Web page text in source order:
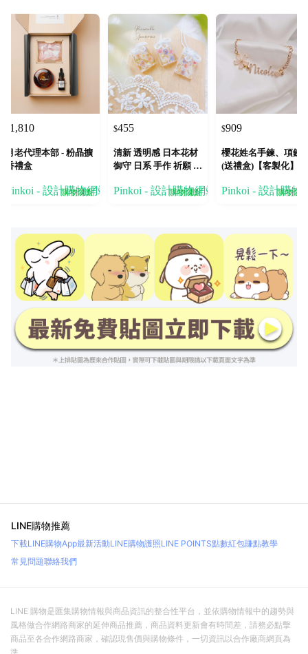
1,810
月老代理本部 - 粉晶擴
香禮盒
Pinkoi - 設計購物網站
購物賺點
$455
清新 透明感 日本花材
御守 日系 手作 祈願 少
Pinkoi - 設計購物網站
購物賺點
$909
櫻花姓名手鍊、項鍊
(送禮盒)【客製化】
Pinkoi - 設計購物
購物賺
LINE購物推薦
下載LINE購物App最新活動LINE購物護照LINE POINTS點數紅包賺點教學
常見問題聯絡我們
LINE 購物是匯集購物情報與商品資訊的整合性平台，並依購物情報中的趨勢與
風格做合作網路商家的延伸商品推薦，商品資料更新會有時間差，請務必點擊
商品至各合作網路商家，確認現售價與購物條件，一切資訊以合作廠商網頁為